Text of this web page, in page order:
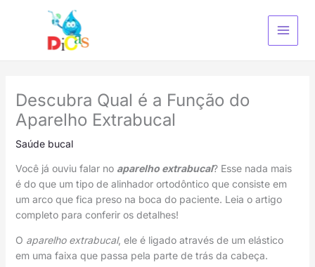
Descubra Qual é a Função do
Aparelho Extrabucal
Saúde bucal
Você já ouviu falar no aparelho extrabucal? Esse nada mais
é do que um tipo de alinhador ortodôntico que consiste em
um arco que fica preso na boca do paciente. Leia o artigo
completo para conferir os detalhes!
O aparelho extrabucal, ele é ligado através de um elástico
em uma faixa que passa pela parte de trás da cabeça.